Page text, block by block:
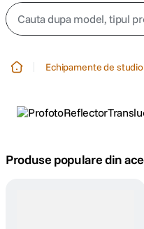
Cauta dupa model, tipul
3. trepied telefon
Echipamente de studio
Produse populare din